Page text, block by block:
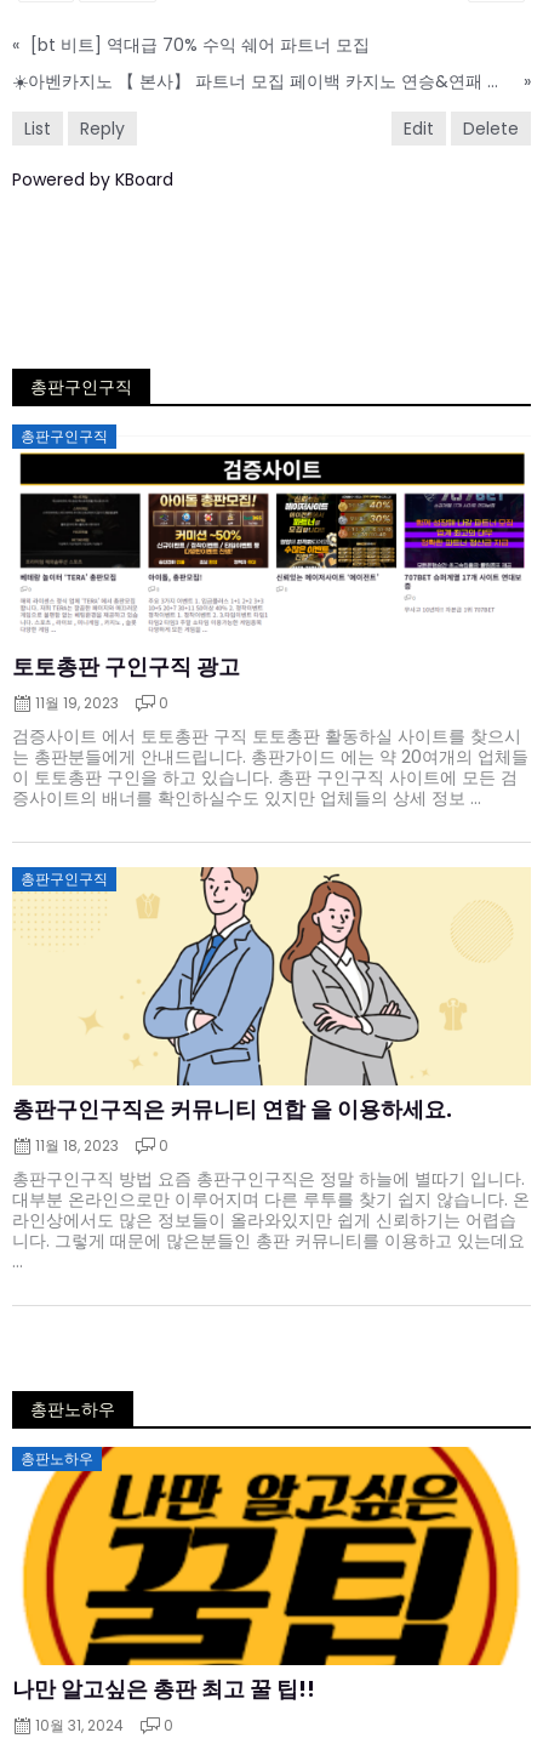
« [bt 비트] 역대급 70% 수익 쉐어 파트너 모집
☀️아벤카지노 【 본사】 파트너 모집 페이백 카지노 연승&연패 ★ 콤프 등 이벤트 본사 회원관리 국내 1등 메이져 각종 보증사이트 50억 실보증금 예치 ☀️
»
List
Reply Edit Delete
Powered by KBoard
총판구인구직
총판구인구직
토토총판 구인구직 광고
Posted
on
11월 19, 2023 0
검증사이트 에서 토토총판 구직 토토총판 활동하실 사이트를 찾으시
는 총판분들에게 안내드립니다. 총판가이드 에는 약 20여개의 업체들
이 토토총판 구인을 하고 있습니다. 총판 구인구직 사이트에 모든 검
증사이트의 배너를 확인하실수도 있지만 업체들의 상세 정보 ...
총판구인구직
총판구인구직은 커뮤니티 연합 을 이용하세요.
Posted
on
11월 18, 2023 0
총판구인구직 방법 요즘 총판구인구직은 정말 하늘에 별따기 입니다.
대부분 온라인으로만 이루어지며 다른 루투를 찾기 쉽지 않습니다. 온
라인상에서도 많은 정보들이 올라와있지만 쉽게 신뢰하기는 어렵습
니다. 그렇게 때문에 많은분들인 총판 커뮤니티를 이용하고 있는데요
...
총판노하우
총판노하우
나만 알고싶은 총판 최고 꿀 팁!!
Posted
on
10월 31, 2024 0